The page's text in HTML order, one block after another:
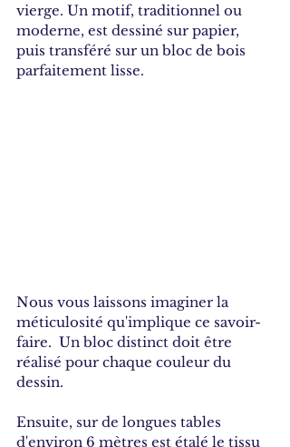
vierge. Un motif, traditionnel ou
moderne, est dessiné sur papier,
puis transféré sur un bloc de bois
parfaitement lisse.
Nous vous laissons imaginer la
méticulosité qu'implique ce savoir-
faire.  Un bloc distinct doit être
réalisé pour chaque couleur du
dessin.
Ensuite, sur de longues tables
d'environ 6 mètres est étalé le tissu